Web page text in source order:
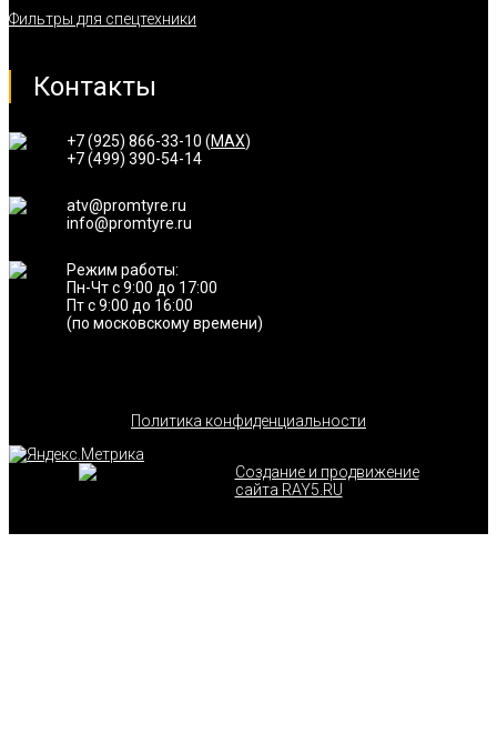
Фильтры для спецтехники
Контакты
+7 (925) 866-33-10 (MAX)
+7 (499) 390-54-14
atv@promtyre.ru
info@promtyre.ru
Режим работы:
Пн-Чт с 9:00 до 17:00
Пт с 9:00 до 16:00
(по московскому времени)
Политика конфиденциальности
Создание и продвижение
сайта RAY5.RU